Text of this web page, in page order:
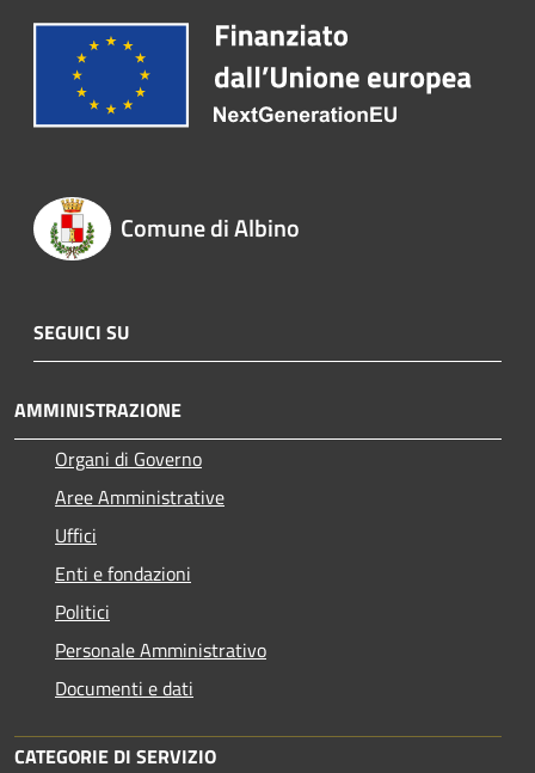
Comune di Albino
SEGUICI SU
AMMINISTRAZIONE
Organi di Governo
Aree Amministrative
Uffici
Enti e fondazioni
Politici
Personale Amministrativo
Documenti e dati
CATEGORIE DI SERVIZIO